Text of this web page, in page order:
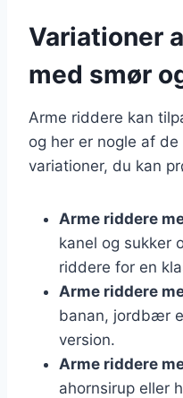
Variationer
med smør
Arme riddere kan
og her er nogle af
variationer, du kan
Arme riddere
kanel og sukker
riddere for en
Arme riddere
banan, jordbær
version.
Arme riddere
ahornsirup eller